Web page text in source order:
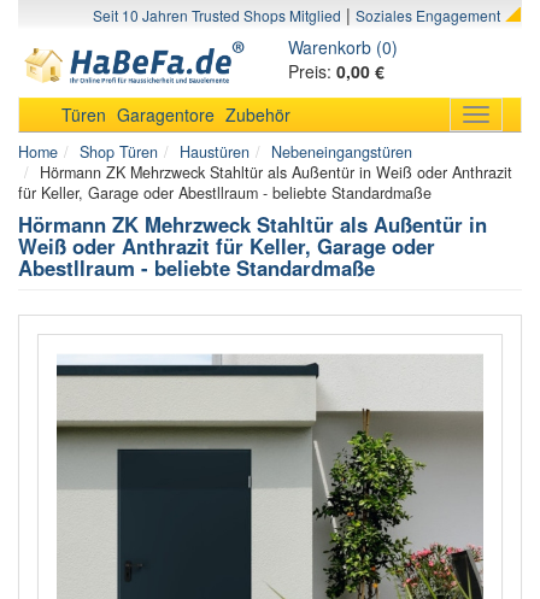
Seit 10 Jahren Trusted Shops Mitglied | Soziales Engagement
Warenkorb (0)
Preis: 0,00 €
Toggle
Türen Garagentore Zubehör
Home Shop Türen Haustüren
Nebeneingangstüren
Hörmann ZK Mehrzweck Stahltür als Außentür in Weiß oder Anthrazit
für Keller, Garage oder Abestllraum - beliebte Standardmaße
Hörmann ZK Mehrzweck Stahltür als Außentür in
Weiß oder Anthrazit für Keller, Garage oder
Abestllraum - beliebte Standardmaße